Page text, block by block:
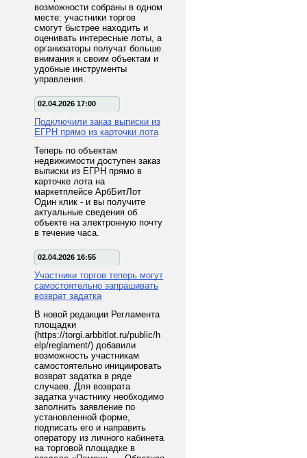
возможности собраны в одном
месте: участники торгов
смогут быстрее находить и
оценивать интересные лоты, а
организаторы получат больше
внимания к своим объектам и
удобные инструменты
управления.
02.04.2026 17:00
Подключили заказ выписки из
ЕГРН прямо из карточки лота
Теперь по объектам
недвижимости доступен заказ
выписки из ЕГРН прямо в
карточке лота на
маркетплейсе АрбБитЛот
Один клик - и вы получите
актуальные сведения об
объекте на электронную почту
в течение часа.
02.04.2026 16:55
Участники торгов теперь могут
самостоятельно запрашивать
возврат задатка
В новой редакции Регламента
площадки
(https://torgi.arbbitlot.ru/public/h
elp/reglament/) добавили
возможность участникам
самостоятельно инициировать
возврат задатка в ряде
случаев. Для возврата
задатка участнику необходимо
заполнить заявление по
установленной форме,
подписать его и направить
оператору из личного кабинета
на торговой площадке в